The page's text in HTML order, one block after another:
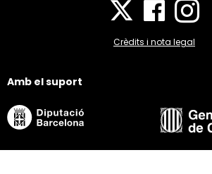
Crèdits i nota legal
Amb el suport